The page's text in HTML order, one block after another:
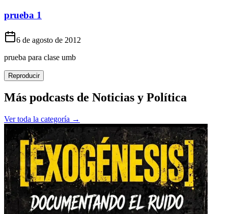
prueba 1
6 de agosto de 2012
prueba para clase umb
Reproducir
Más podcasts de Noticias y Política
Ver toda la categoría →